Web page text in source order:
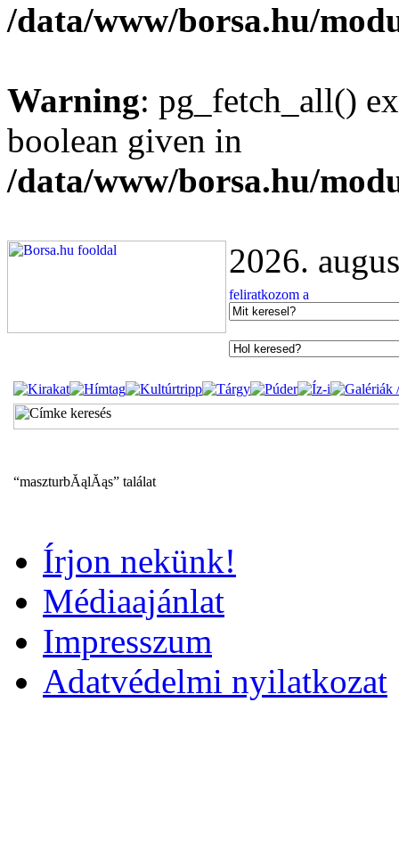
/data/www/borsa.hu/
Warning: pg_fetch_all()
boolean given in
/data/www/borsa.hu/
2026.
“maszturbĂąlĂąs” találat
Írjon nekünk!
Médiaajánlat
Impresszum
Adatvédelmi nyilatkozat